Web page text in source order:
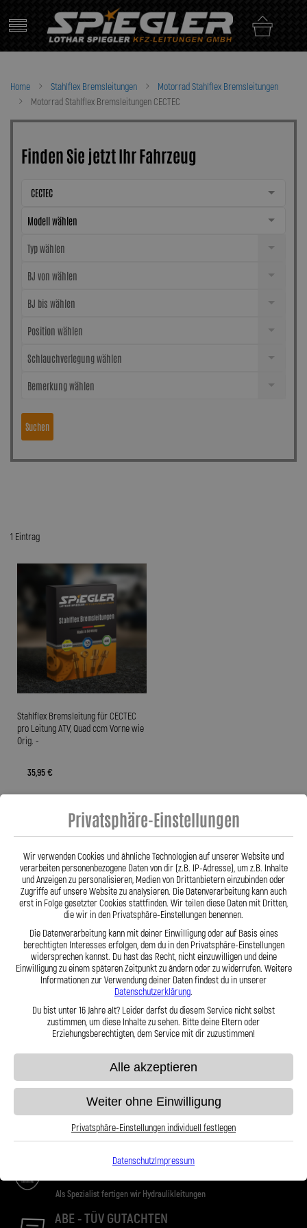
content
Home Stahlflex Bremsleitungen
Motorrad Stahlflex Bremsleitungen
Motorrad Stahlflex Bremsleitungen CECTEC
Finden Sie jetzt Ihr Fahrzeug
CECTEC
Modell wählen
Typ wählen
BJ von wählen
BJ bis wählen
Position wählen
Schlauchverlegung wählen
Bemerkung wählen
Suchen
1 Eintrag
Stahlflex Bremsleitung für CECTEC
pro Leitung ATV, Quad ccm Vorne wie
Orig. -
35,95 €
Zum Produkt
Anzeigen pro Seite
VERSAND
Ab einem Bestellwert von 100€. Lieferung
innerhalb Deutschlands kostenlos
ONLINE SUPPORT
Wir sind stets für Sie da, kontaktieren Sie unseren
Online-Support
HERSTELLER
Als Spezialist fertigen wir Hydraulikleitungen
ABE - TÜV GUTACHTEN
Privatsphäre-Einstellungen
Wir verwenden Cookies und ähnliche Technologien auf unserer Website und
verarbeiten personenbezogene Daten von dir (z.B. IP-Adresse), um z.B. Inhalte
und Anzeigen zu personalisieren, Medien von Drittanbietern einzubinden oder
Zugriffe auf unsere Website zu analysieren. Die Datenverarbeitung kann auch
erst in Folge gesetzter Cookies stattfinden. Wir teilen diese Daten mit Dritten,
die wir in den Privatsphäre-Einstellungen benennen.
Die Datenverarbeitung kann mit deiner Einwilligung oder auf Basis eines
berechtigten Interesses erfolgen, dem du in den Privatsphäre-Einstellungen
widersprechen kannst. Du hast das Recht, nicht einzuwilligen und deine
Einwilligung zu einem späteren Zeitpunkt zu ändern oder zu widerrufen. Weitere
Informationen zur Verwendung deiner Daten findest du in unserer
Datenschutzerklärung.
Du bist unter 16 Jahre alt? Leider darfst du diesem Service nicht selbst
zustimmen, um diese Inhalte zu sehen. Bitte deine Eltern oder
Erziehungsberechtigten, dem Service mit dir zuzustimmen!
Alle akzeptieren
Weiter ohne Einwilligung
Privatsphäre-Einstellungen individuell festlegen
DatenschutzImpressum